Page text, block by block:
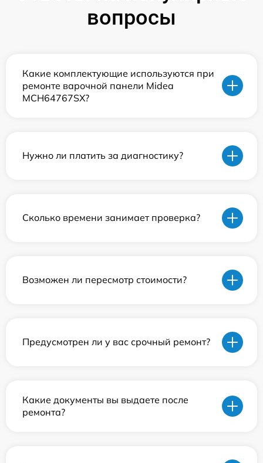
вопросы
Какие комплектующие используются при
ремонте варочной панели Midea
MCH64767SX?
Нужно ли платить за диагностику?
Сколько времени занимает проверка?
Возможен ли пересмотр стоимости?
Предусмотрен ли у вас срочный ремонт?
Какие документы вы выдаете после
ремонта?